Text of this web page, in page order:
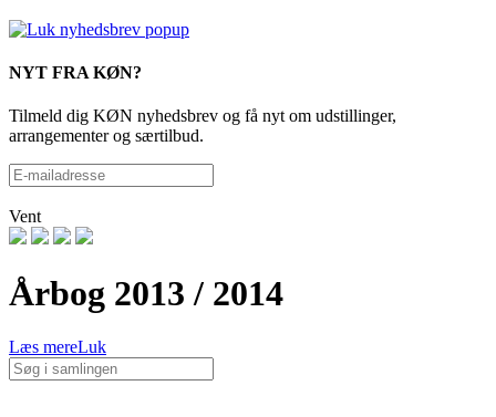
NYT FRA KØN?
Tilmeld dig KØN nyhedsbrev og få nyt om udstillinger,
arrangementer og særtilbud.
Vent
Årbog 2013 / 2014
Læs mereLuk